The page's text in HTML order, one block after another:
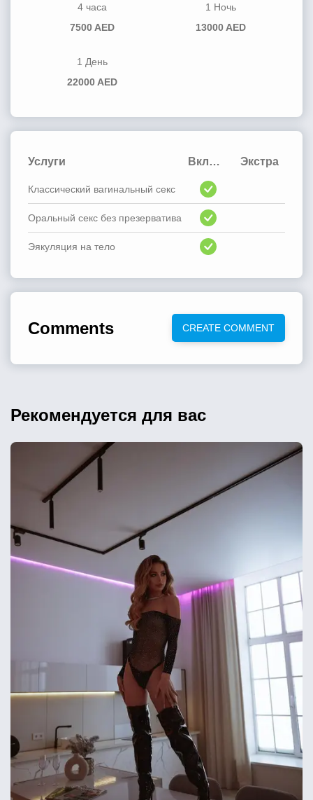
4 часа
7500 AED
1 Ночь
13000 AED
1 День
22000 AED
Услуги Включено Экстра
Классический вагинальный секс
Оральный секс без презерватива
Эякуляция на тело
Comments CREATE COMMENT
Рекомендуется для вас